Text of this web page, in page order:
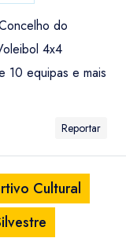
do
4x4
10 equipas e mais
Reportar
Cultural